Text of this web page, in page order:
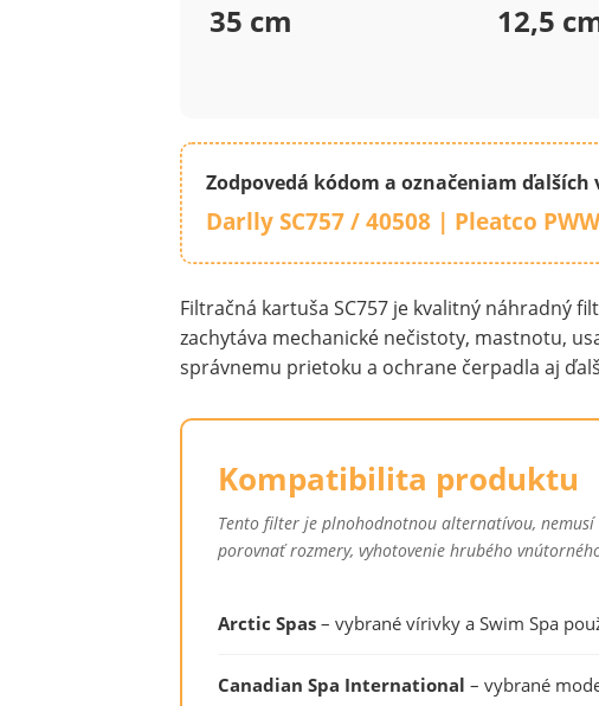
35 cm 12,5
Zodpovedá kódom a označeniam ďalších
Darlly SC757 / 40508 | Pleatco
Filtračná kartuša SC757 je kvalitný náhradný
zachytáva mechanické nečistoty, mastnotu,
správnemu prietoku a ochrane čerpadla aj
Kompatibilita produktu
Tento filter je plnohodnotnou alternatívou, nemusí
porovnať rozmery, vyhotovenie hrubého
Arctic Spas – vybrané vírivky a Swim Spa
Canadian Spa International – vybrané